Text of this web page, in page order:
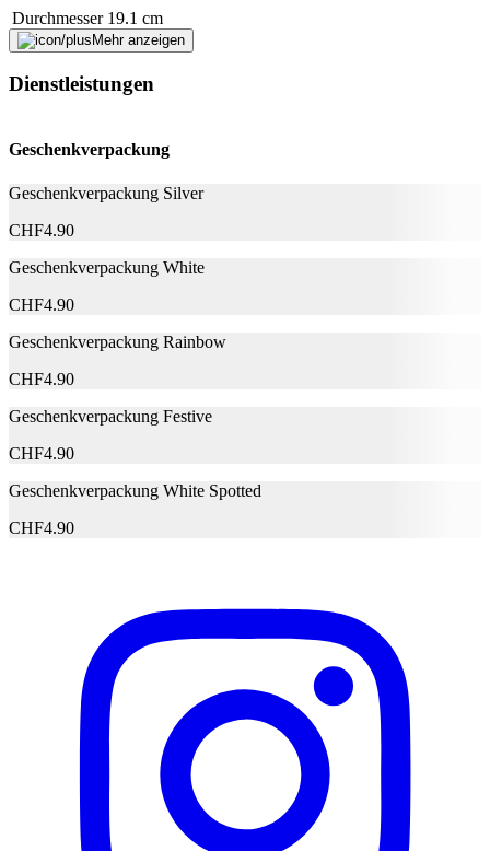
Durchmesser 19.1 cm
Herstellergarantie
Fehler melden
Beschreibung
Falsche Daten melden
Mehr anzeigen
Dienstleistungen
Geschenkverpackung
Geschenkverpackung Silver
CHF4.90
Geschenkverpackung White
CHF4.90
Geschenkverpackung Rainbow
CHF4.90
Geschenkverpackung Festive
CHF4.90
Geschenkverpackung White Spotted
CHF4.90